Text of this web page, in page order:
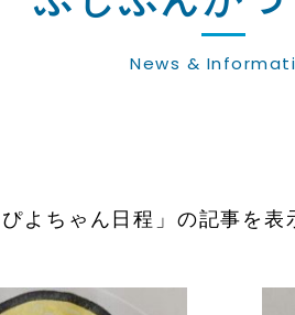
News &
ぴよちゃん日程」の記事を表